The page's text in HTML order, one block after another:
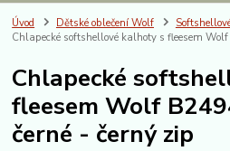
Úvod Dětské oblečení Wolf
Chlapecké softshellové kalhoty s fleesem
Chlapecké
fleesem Wolf
černé - černý zip